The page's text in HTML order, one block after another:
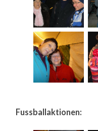
Fussballaktionen: